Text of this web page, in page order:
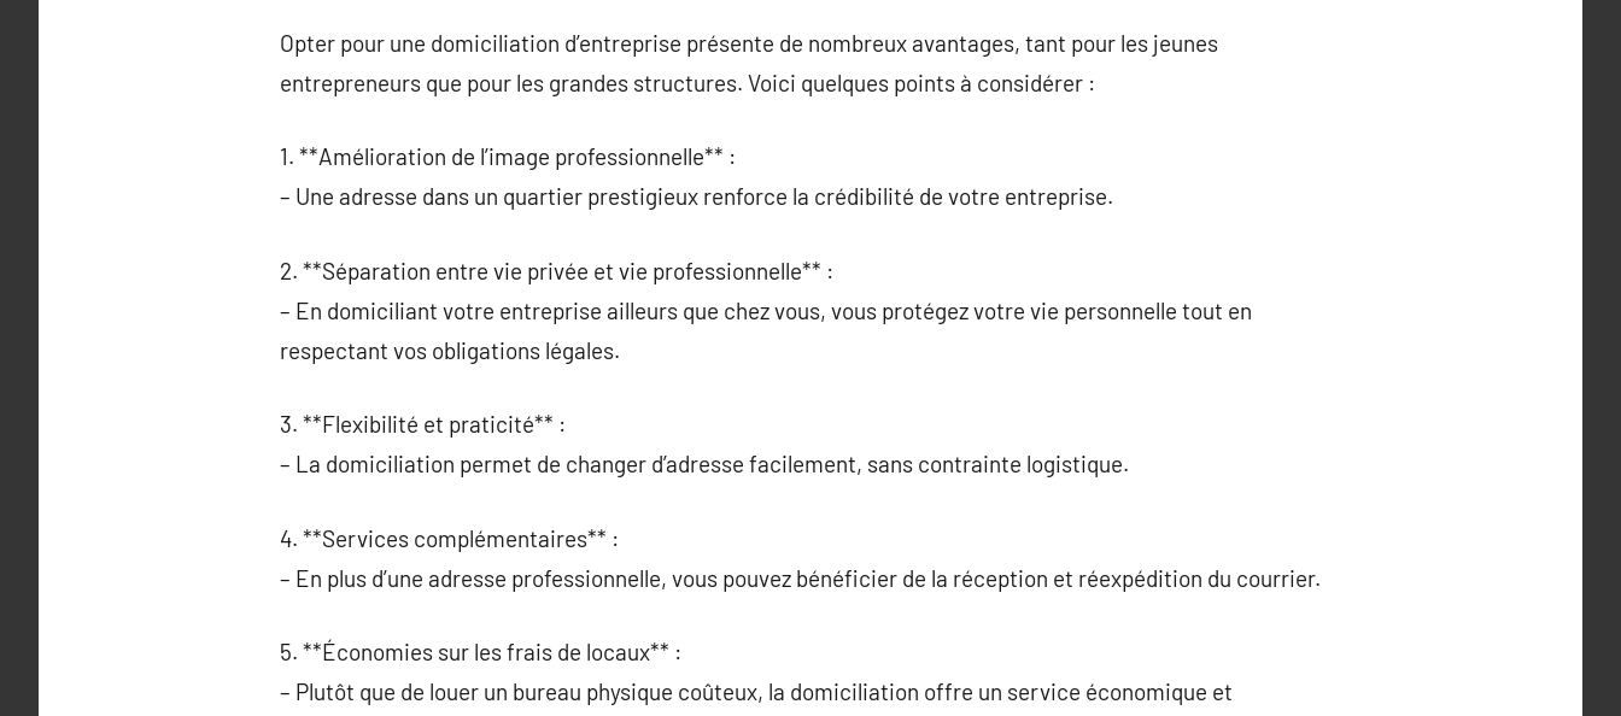
Opter pour une domiciliation d’entreprise présente de nombreux avantages, tant pour les jeunes
entrepreneurs que pour les grandes structures. Voici quelques points à considérer :
1. **Amélioration de l’image professionnelle** :
– Une adresse dans un quartier prestigieux renforce la crédibilité de votre entreprise.
2. **Séparation entre vie privée et vie professionnelle** :
– En domiciliant votre entreprise ailleurs que chez vous, vous protégez votre vie personnelle tout en
respectant vos obligations légales.
3. **Flexibilité et praticité** :
– La domiciliation permet de changer d’adresse facilement, sans contrainte logistique.
4. **Services complémentaires** :
– En plus d’une adresse professionnelle, vous pouvez bénéficier de la réception et réexpédition du courrier.
5. **Économies sur les frais de locaux** :
– Plutôt que de louer un bureau physique coûteux, la domiciliation offre un service économique et